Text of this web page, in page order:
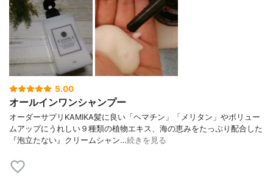
5.00
オールインワンシャンプー
オーダーサプリKAMIKA髪に良い「ヘマチン」「メリタン」やボリュー
ムアップにうれしい９種類の植物エキス、海の恵みをたっぷり配合した
『泡立たない』クリームシャン…続きを見る